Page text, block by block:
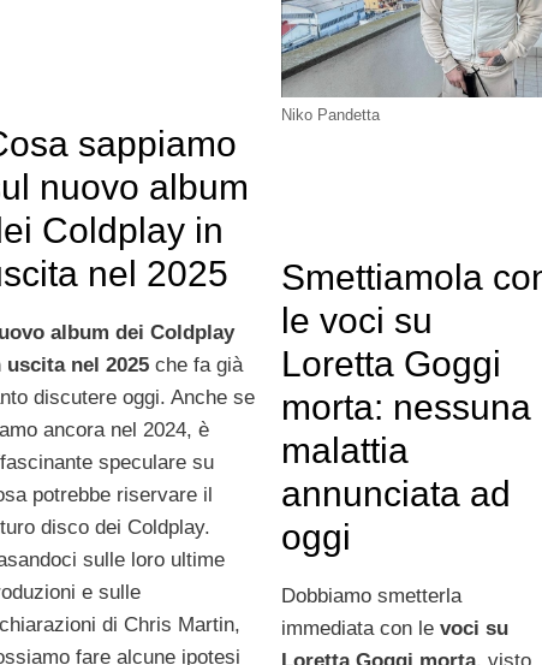
Niko Pandetta
sappiamo
nuovo album
Coldplay in
nel 2025
album dei Coldplay
uscita nel 2025che fa già
discutere oggi. Anche se
ancora nel 2024, è
speculare su
potrebbe riservare il
disco dei Coldplay.
sulle loro ultime
e sulle
di Chris Martin,
fare alcune ipotesi
Smettiamola
le voci su
Loretta Goggi
morta: nessuna
malattia
annunciata ad
oggi
Dobbiamo smetterla
immediata con levoci su